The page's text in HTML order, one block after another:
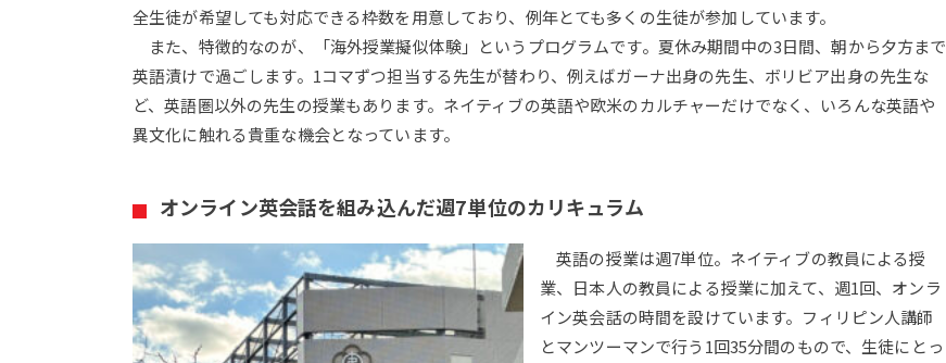
全生徒が希望しても対応できる枠数を用意しており、例年とても多くの生徒が参加しています。
また、特徴的なのが、「海外授業擬似体験」というプログラムです。夏休み期間中の3日間、朝から夕方まで
英語漬けで過ごします。1コマずつ担当する先生が替わり、例えばガーナ出身の先生、ボリビア出身の先生な
ど、英語圏以外の先生の授業もあります。ネイティブの英語や欧米のカルチャーだけでなく、いろんな英語や
異文化に触れる貴重な機会となっています。
オンライン英会話を組み込んだ週7単位のカリキュラム
英語の授業は週7単位。ネイティブの教員による授
業、日本人の教員による授業に加えて、週1回、オンラ
イン英会話の時間を設けています。フィリピン人講師
とマンツーマンで行う1回35分間のもので、生徒にとっ